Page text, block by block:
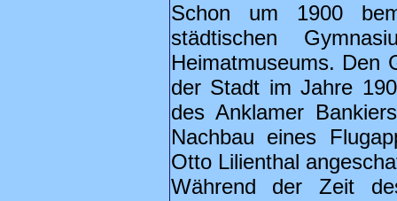
Schon um 1900
städtischen
Heimatmuseums. Den
der Stadt im Jahre
des Anklamer
Nachbau eines
Otto Lilienthal
Während der Zeit